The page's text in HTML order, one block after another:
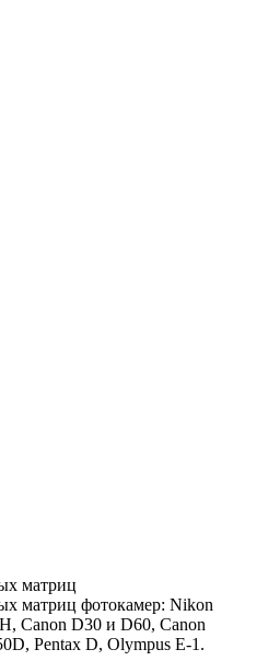
матриц
матриц фотокамер: Nikon
Canon D30 и D60, Canon
Pentax D, Olympus E-1.